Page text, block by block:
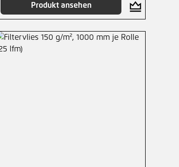
Produkt ansehen